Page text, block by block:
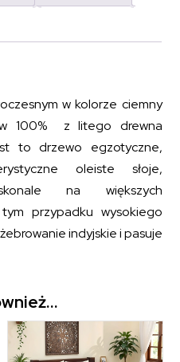
w kolorze ciemny
w 100% z litego drewna
to drzewo egzotyczne,
oleiste słoje,
na większych
przypadku wysokiego
indyjskie i pasuje